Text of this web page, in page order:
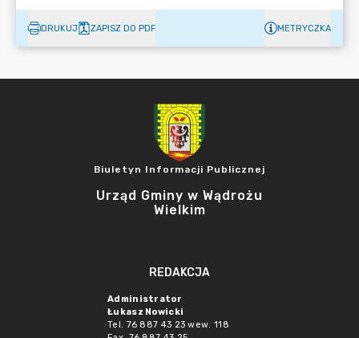
DRUKUJ ZAPISZ DO PDF METRYCZKA
Biuletyn Informacji Publicznej
Urząd Gminy w Wądrożu
Wielkim
REDAKCJA
Administrator
Łukasz Nowicki
Tel. 76 887 43 23 wew. 118